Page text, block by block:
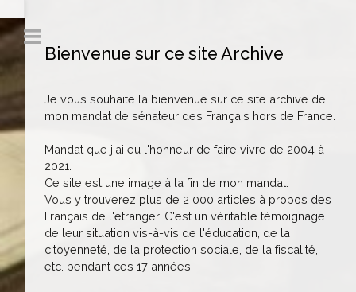
Bienvenue sur ce site Archive
Je vous souhaite la bienvenue sur ce site archive de
mon mandat de sénateur des Français hors de France.
Mandat que j'ai eu l'honneur de faire vivre de 2004 à
2021.
Ce site est une image à la fin de mon mandat.
Vous y trouverez plus de 2 000 articles à propos des
Français de l'étranger. C'est un véritable témoignage
de leur situation vis-à-vis de l'éducation, de la
citoyenneté, de la protection sociale, de la fiscalité,
etc. pendant ces 17 années.